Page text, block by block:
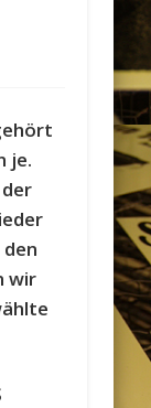
je.
wir